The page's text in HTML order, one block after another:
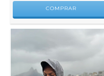
COMPRAR